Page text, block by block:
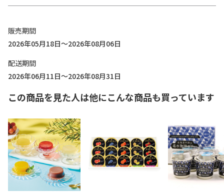
販売期間
2026年05月18日～2026年08月06日
配送期間
2026年06月11日～2026年08月31日
この商品を見た人は他にこんな商品も買っています